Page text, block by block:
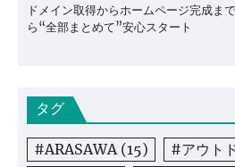
ドメイン取得からホームページ完成ま
ら“全部まとめて”安心スタート
タグ
#ARASAWA(15) #アウト